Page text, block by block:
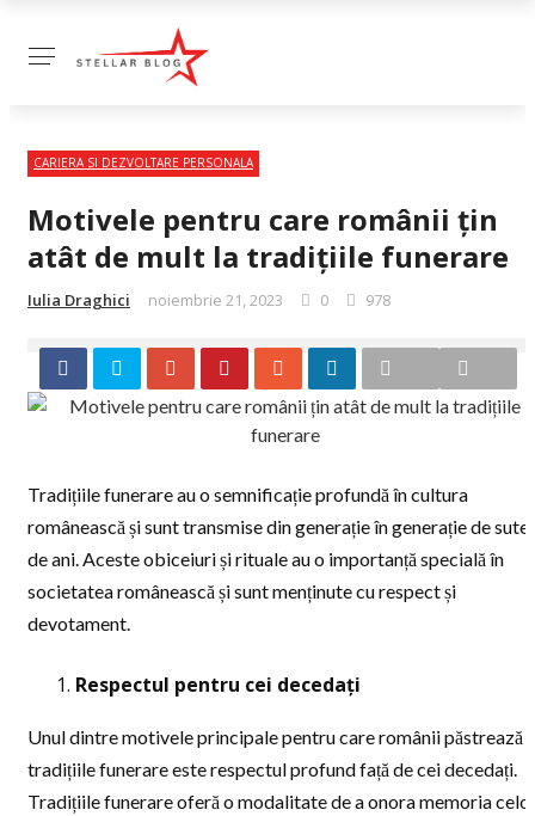
CARIERA SI DEZVOLTARE PERSONALA
Motivele pentru care românii țin
atât de mult la tradițiile funerare
Iulia Draghici noiembrie 21, 2023 0 978
Tradițiile funerare au o semnificație profundă în cultura
românească și sunt transmise din generație în generație de sute
de ani. Aceste obiceiuri și rituale au o importanță specială în
societatea românească și sunt menținute cu respect și
devotament.
Respectul pentru cei decedați
Unul dintre motivele principale pentru care românii păstrează
tradițiile funerare este respectul profund față de cei decedați.
Tradițiile funerare oferă o modalitate de a onora memoria